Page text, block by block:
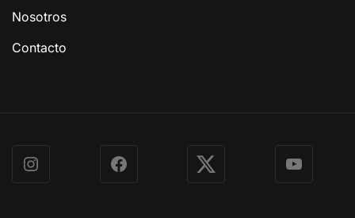
Nosotros
Contacto
Instagram Facebook X YouTube